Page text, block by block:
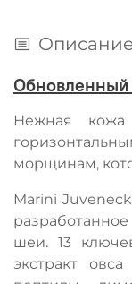
Обновленный
Нежная
морщинам,
Marini
шеи. 13
экстракт